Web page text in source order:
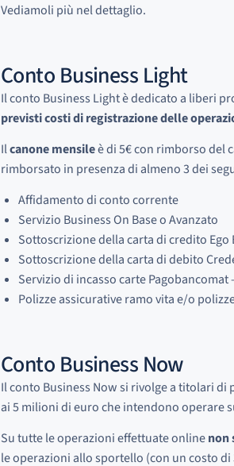
Vediamoli più nel dettaglio.
Conto Business Light
Il conto Business Light è dedicato a liberi
previsti costi di registrazione delle
Ilcanone mensileè di 5€ con rimborso del
rimborsato in presenza di almeno 3 dei
Affidamento di conto corrente
Servizio Business On Base o Avanzato
Sottoscrizione della carta di credito
Sottoscrizione della carta di debito
Servizio di incasso carte Pagobancomat
Polizze assicurative ramo vita e/o
Conto Business Now
Il conto Business Now si rivolge a titolari
ai 5 milioni di euro che intendono operare
Su tutte le operazioni effettuate onlinenon
le operazioni allo sportello (con un costo